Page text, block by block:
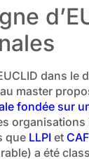
dans le
master
fondée sur
que LLPI et
a été